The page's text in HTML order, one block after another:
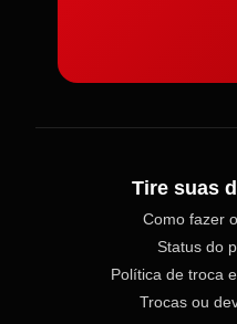
Elástico de cabelo
Enchimento
Entretela e Manta
Tire suas
Como fazer
Status do
Política de troca
Trocas ou